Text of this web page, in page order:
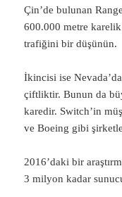
Çin’de bulunan
600.000 metre
trafiğini bir düşünün.
İkincisi ise
çiftliktir. Bunun da
karedir. Switch’in
ve Boeing gibi
2016’daki bir
3 milyon kadar